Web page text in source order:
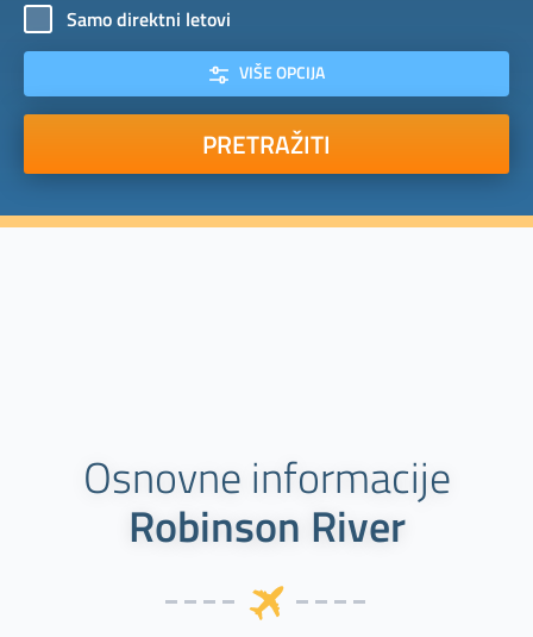
Samo direktni letovi
VIŠE OPCIJA
PRETRAŽITI
Osnovne informacije
Robinson River